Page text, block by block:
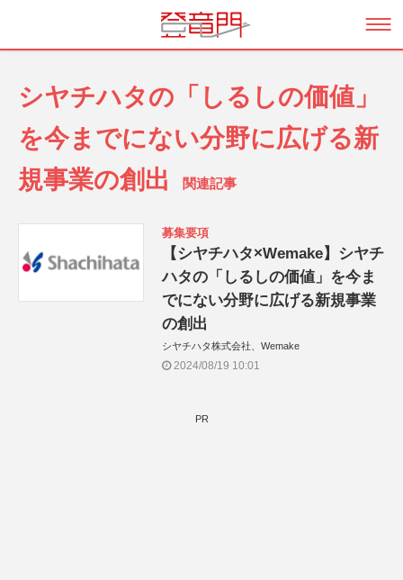
シヤチハタの「しるしの価値」
を今までにない分野に広げる新
規事業の創出
関連記事
募集要項
【シヤチハタ×Wemake】シヤチ
ハタの「しるしの価値」を今ま
でにない分野に広げる新規事業
の創出
シヤチハタ株式会社、Wemake
2024/08/19 10:01
PR